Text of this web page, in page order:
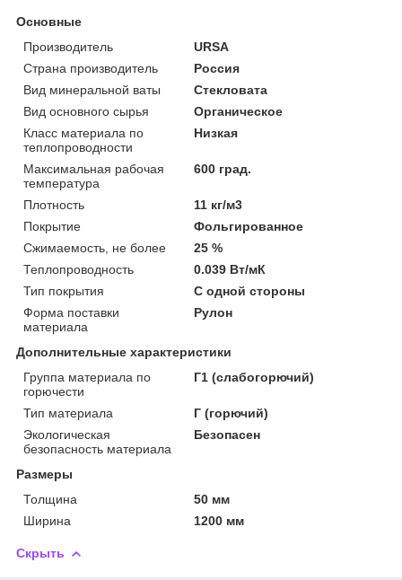
Основные
Производитель
URSA
Страна производитель
Россия
Вид минеральной ваты
Стекловата
Вид основного сырья
Органическое
Класс материала по
теплопроводности
Низкая
Максимальная рабочая
температура
600 град.
Плотность
11 кг/м3
Покрытие
Фольгированное
Сжимаемость, не более
25 %
Теплопроводность
0.039 Вт/мК
Тип покрытия
С одной стороны
Форма поставки
материала
Рулон
Дополнительные характеристики
Группа материала по
горючести
Г1 (слабогорючий)
Тип материала
Г (горючий)
Экологическая
безопасность материала
Безопасен
Размеры
Толщина
50 мм
Ширина
1200 мм
Скрыть